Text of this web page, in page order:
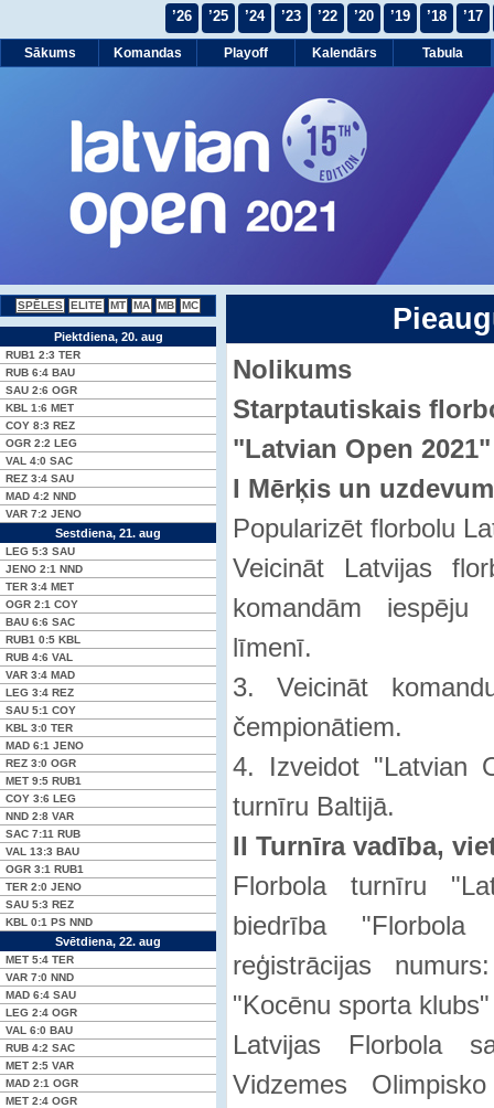
’17
’18
’19
’20
’22
’23
’24
’25
’26
Sākums Komandas Playoff Kalendārs Tabula
SPĒLES ELITE MT MA MB MC
Piektdiena, 20. aug
RUB1 2:3 TER
RUB 6:4 BAU
SAU 2:6 OGR
KBL 1:6 MET
COY 8:3 REZ
OGR 2:2 LEG
VAL 4:0 SAC
REZ 3:4 SAU
MAD 4:2 NND
VAR 7:2 JENO
Sestdiena, 21. aug
LEG 5:3 SAU
JENO 2:1 NND
TER 3:4 MET
OGR 2:1 COY
BAU 6:6 SAC
RUB1 0:5 KBL
RUB 4:6 VAL
VAR 3:4 MAD
LEG 3:4 REZ
SAU 5:1 COY
KBL 3:0 TER
MAD 6:1 JENO
REZ 3:0 OGR
MET 9:5 RUB1
COY 3:6 LEG
NND 2:8 VAR
SAC 7:11 RUB
VAL 13:3 BAU
OGR 3:1 RUB1
TER 2:0 JENO
SAU 5:3 REZ
KBL 0:1 PS NND
Svētdiena, 22. aug
MET 5:4 TER
VAR 7:0 NND
MAD 6:4 SAU
LEG 2:4 OGR
VAL 6:0 BAU
RUB 4:2 SAC
MET 2:5 VAR
MAD 2:1 OGR
MET 2:4 OGR
Nolikums
Starptautiskais
"Latvian Open 2021"
I Mērķis un
Popularizēt florbolu
Veicināt Latvijas
komandām iespēju
līmenī.
3. Veicināt
čempionātiem.
4. Izveidot "Latvian
turnīru Baltijā.
II Turnīra vadība,
Florbola turnīru
biedrība
reģistrācijas
"Kocēnu sporta
Latvijas Florbola
Vidzemes